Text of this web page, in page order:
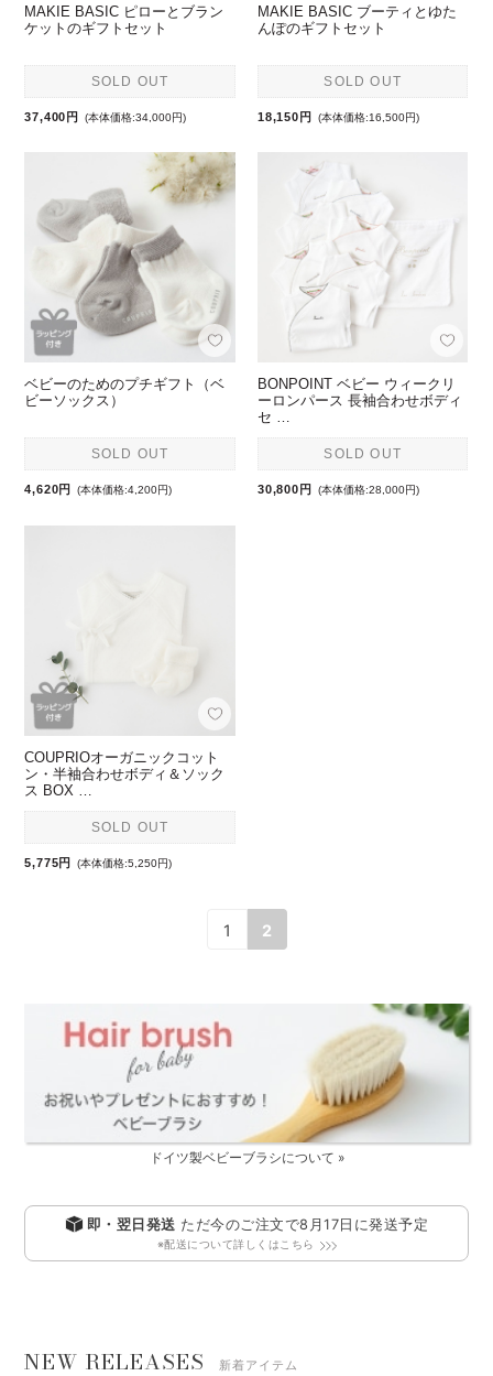
MAKIE BASIC ピローとブラン
ケットのギフトセット
SOLD OUT
37,400円 (本体価格:34,000円)
MAKIE BASIC ブーティとゆた
んぽのギフトセット
SOLD OUT
18,150円 (本体価格:16,500円)
ベビーのためのプチギフト（ベ
ビーソックス）
SOLD OUT
4,620円 (本体価格:4,200円)
BONPOINT ベビー ウィークリ
ーロンパース 長袖合わせボディ
セ …
SOLD OUT
30,800円 (本体価格:28,000円)
COUPRIOオーガニックコット
ン・半袖合わせボディ＆ソック
ス BOX …
SOLD OUT
5,775円 (本体価格:5,250円)
1 2
ドイツ製ベビーブラシについて »
即・翌日発送 ただ今のご注文で8月17日 に発送予定
※配送について詳しくはこちら
NEW RELEASES 新着アイテム